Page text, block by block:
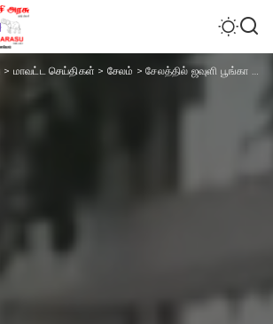
> மாவட்ட செய்திகள் > சேலம் >சேலத்தில் ஜவுளி பூங்கா திட்டத்திற்கு எதிர்ப்பு தெரிவித்து விவசாயிகள் உண்ணாவிரத போராட்டம்..